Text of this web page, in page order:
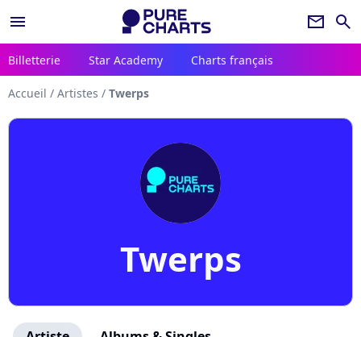
menu newsletter search
Billetterie Star Academy Charts français
Accueil / Artistes / Twerps
Twerps